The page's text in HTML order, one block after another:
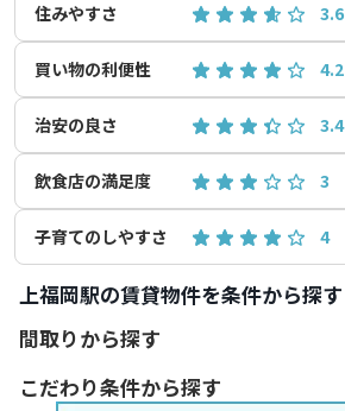
住みやすさ
3.6
買い物の利便性 4.2
治安の良さ 3.4
飲食店の満足度 3
子育てのしやすさ 4
上福岡駅の賃貸物件を条件から探す
間取りから探す
こだわり条件から探す